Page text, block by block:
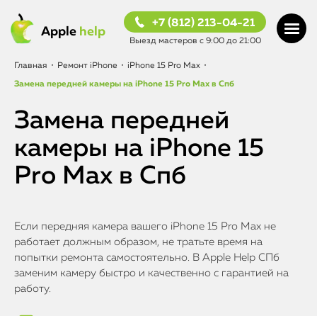
Apple help
+7 (812) 213-04-21
Выезд мастеров с 9:00 до 21:00
Главная • Ремонт iPhone • iPhone 15 Pro Max •
Замена передней камеры на iPhone 15 Pro Max в Спб
Замена передней
камеры на iPhone 15
Pro Max в Спб
Если передняя камера вашего iPhone 15 Pro Max не
работает должным образом, не тратьте время на
попытки ремонта самостоятельно. В Apple Help СПб
заменим камеру быстро и качественно с гарантией на
работу.